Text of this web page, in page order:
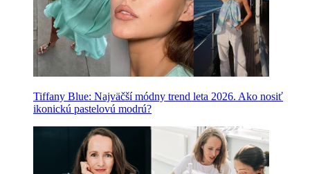
Tiffany Blue: Najväčší módny trend leta 2026. Ako nosiť
ikonickú pastelovú modrú?